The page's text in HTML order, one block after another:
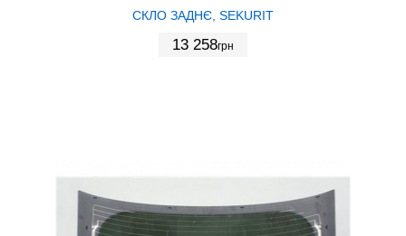
СКЛО ЗАДНЄ, SEKURIT
13 258грн